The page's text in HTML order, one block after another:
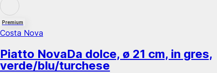
AGGIUNGI
Premium
Costa Nova
Piatto NovaDa dolce, ø 21 cm, in gres,
verde/blu/turchese